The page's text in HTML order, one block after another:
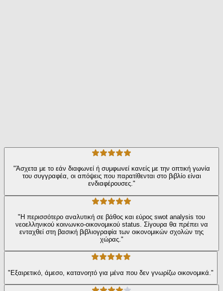
"Άσχετα με το εάν διαφωνεί ή συμφωνεί κανείς με την οπτική γωνία
του συγγραφέα, οι απόψεις που παρατίθενται στο βιβλίο είναι
ενδιαφέρουσες."
"Η περισσότερο αναλυτική σε βάθος και εύρος swot analysis του
νεοελληνικού κοινωνκο-οικονομικού status. Σίγουρα θα πρέπει να
ενταχθεί στη βασική βιβλιογραφία των οικονομικών σχολών της
χώρας."
"Εξαιρετικό, άμεσο, κατανοητό για μένα που δεν γνωρίζω οικονομικά."